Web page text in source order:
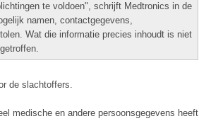
te voldoen", schrijft Medtronics in de
namen, contactgegevens,
Wat die informatie precies inhoudt is niet
de slachtoffers.
medische en andere persoonsgegevens heeft